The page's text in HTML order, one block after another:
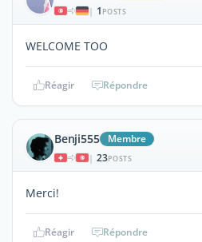
| 1 POSTS
WELCOME TOO
Réagir Répondre
Benji555 Membre
| 23POSTS
Merci!
Réagir Répondre